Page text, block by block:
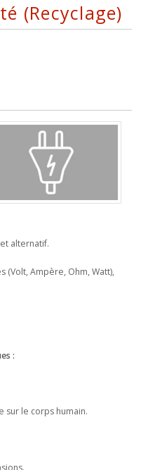
(Recyclage)
alternatif.
(Volt, Ampère, Ohm, Watt),
:
sur le corps humain.